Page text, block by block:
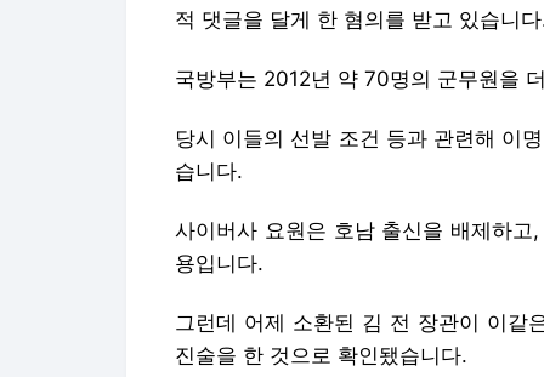
적 댓글을 달게 한 혐의를 받고 있습니
국방부는 2012년 약 70명의 군무원을
당시 이들의 선발 조건 등과 관련해 이
습니다.
사이버사 요원은 호남 출신을 배제하
용입니다.
그런데 어제 소환된 김 전 장관이 이같
진술을 한 것으로 확인됐습니다.